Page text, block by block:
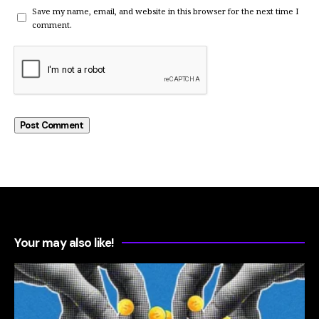
Save my name, email, and website in this browser for the next time I
comment.
Your may also like!